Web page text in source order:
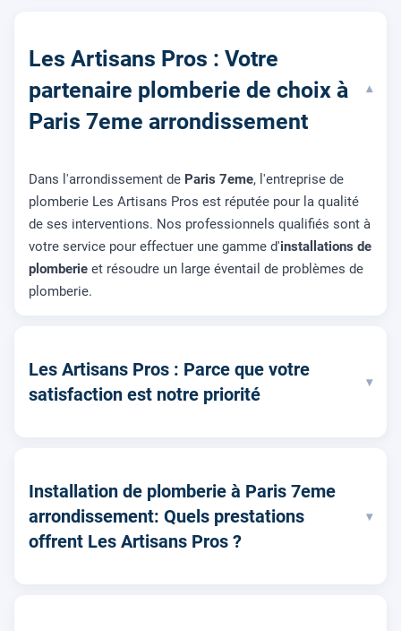
Les Artisans Pros : Votre
partenaire plomberie de choix à
Paris 7eme arrondissement
▾
Dans l'arrondissement de Paris 7eme, l'entreprise de
plomberie Les Artisans Pros est réputée pour la qualité
de ses interventions. Nos professionnels qualifiés sont à
votre service pour effectuer une gamme d'installations de
plomberie et résoudre un large éventail de problèmes de
plomberie.
Les Artisans Pros : Parce que votre
satisfaction est notre priorité
▾
Installation de plomberie à Paris 7eme
arrondissement: Quels prestations
offrent Les Artisans Pros ?
▾